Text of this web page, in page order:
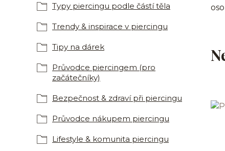
Typy piercingu podle částí těla
Trendy & inspirace v piercingu
Tipy na dárek
Průvodce piercingem (pro
začátečníky)
Bezpečnost & zdraví při piercingu
Průvodce nákupem piercingu
Lifestyle & komunita piercingu